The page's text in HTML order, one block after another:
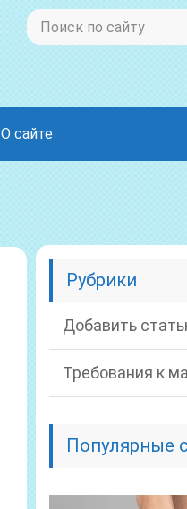
О сайте
Рубрики
Добавить
Требования к
Популярные